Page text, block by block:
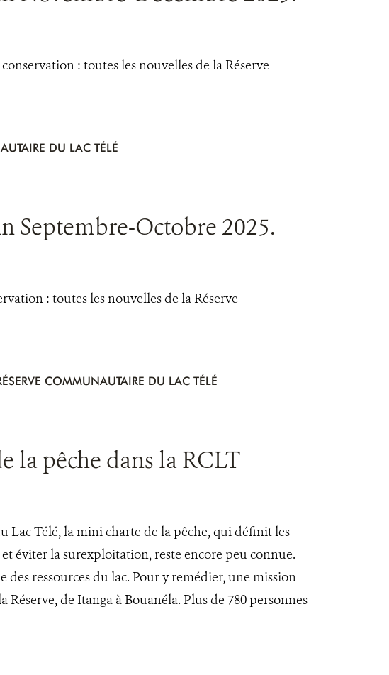
: toutes les nouvelles de la Réserve
DU LAC TÉLÉ
Septembre-Octobre 2025.
: toutes les nouvelles de la Réserve
COMMUNAUTAIRE DU LAC TÉLÉ
la pêche dans la RCLT
Lac Télé, la mini charte de la pêche, qui définit les
éviter la surexploitation, reste encore peu connue.
ressources du lac. Pour y remédier, une mission
de Itanga à Bouanéla. Plus de 780 personnes